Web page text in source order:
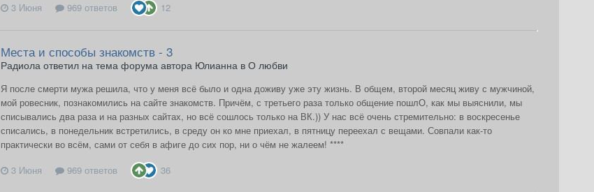
3 Июня
969 ответов 12
Места и способы знакомств - 3
Радиола ответил на тема форума автора Юлианна в О любви
Я после смерти мужа решила, что у меня всё было и одна доживу уже эту жизнь. В общем, второй месяц живу с мужчиной,
мой ровесник, познакомились на сайте знакомств. Причём, с третьего раза только общение пошлО, как мы выяснили, мы
списывались два раза и на разных сайтах, но всё сошлось только на ВК.)) У нас всё очень стремительно: в воскресенье
списались, в понедельник встретились, в среду он ко мне приехал, в пятницу переехал с вещами. Совпали как-то
практически во всём, сами от себя в афиге до сих пор, ни о чём не жалеем! ****
3 Июня
969 ответов 36